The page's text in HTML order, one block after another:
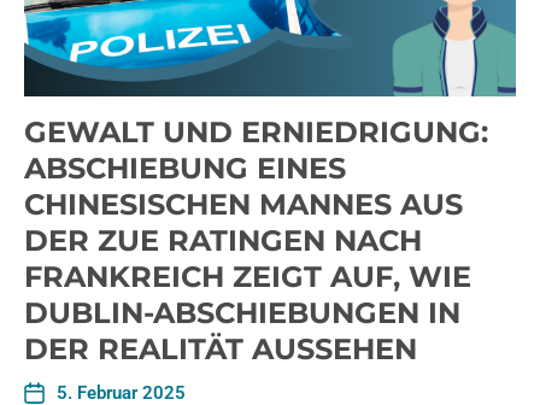
GEWALT UND ERNIEDRIGUNG:
ABSCHIEBUNG EINES
CHINESISCHEN MANNES AUS
DER ZUE RATINGEN NACH
FRANKREICH ZEIGT AUF, WIE
DUBLIN-ABSCHIEBUNGEN IN
DER REALITÄT AUSSEHEN
5. Februar 2025